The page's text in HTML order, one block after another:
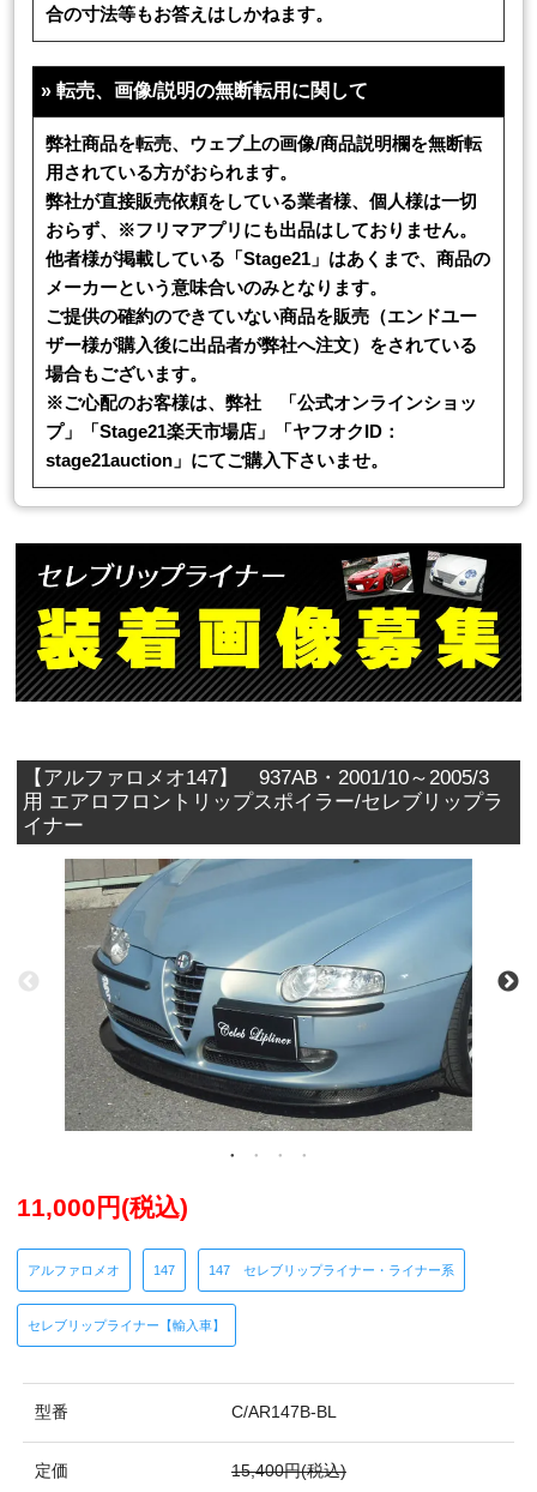
合の寸法等もお答えはしかねます。
»転売、画像/説明の無断転用に関して
弊社商品を転売、ウェブ上の画像/商品説明欄を無断転
用されている方がおられます。
弊社が直接販売依頼をしている業者様、個人様は一切
おらず、※フリマアプリにも出品はしておりません。
他者様が掲載している「Stage21」はあくまで、商品の
メーカーという意味合いのみとなります。
ご提供の確約のできていない商品を販売（エンドユー
ザー様が購入後に出品者が弊社へ注文）をされている
場合もございます。
※ご心配のお客様は、弊社 「公式オンラインショッ
プ」「Stage21楽天市場店」「ヤフオクID：
stage21auction」にてご購入下さいませ。
【アルファロメオ147】 937AB・2001/10～2005/3
用 エアロフロントリップスポイラー/セレブリップラ
イナー
11,000円(税込)
アルファロメオ 147 147 セレブリップライナー・ライナー系
セレブリップライナー【輸入車】
型番 C/AR147B-BL
定価 15,400円(税込)